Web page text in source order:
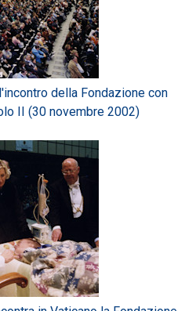
della Fondazione con
II (30 novembre 2002)